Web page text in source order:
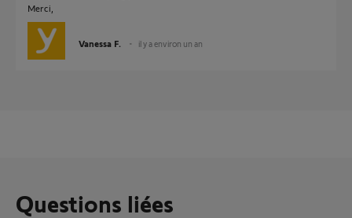
Merci,
Vanessa F. il y a environ un an
Questions liées